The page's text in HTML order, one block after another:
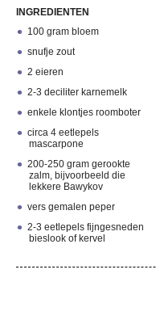
INGREDIENTEN
100 gram bloem
snufje zout
2 eieren
2-3 deciliter karnemelk
enkele klontjes roomboter
circa 4 eetlepels
mascarpone
200-250 gram gerookte
zalm, bijvoorbeeld die
lekkere Bawykov
vers gemalen peper
2-3 eetlepels fijngesneden
bieslook of kervel